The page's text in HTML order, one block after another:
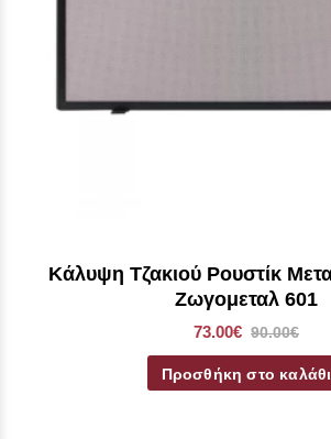
Κάλυψη Τζακιού Ρουστίκ Μεταλλική 50x80
Ζωγομεταλ 601
73.00€ 90.00€
Προσθήκη στο καλάθι